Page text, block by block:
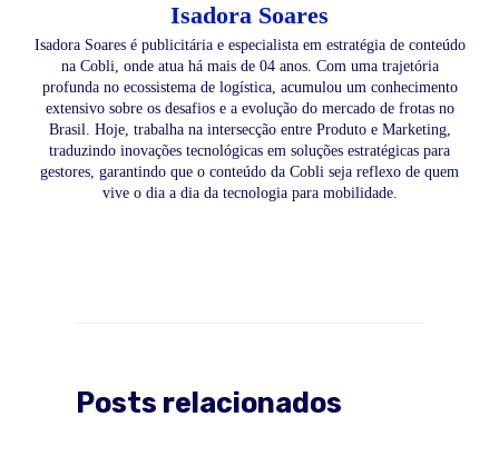
Isadora Soares
Isadora Soares é publicitária e especialista em estratégia de conteúdo
na Cobli, onde atua há mais de 04 anos. Com uma trajetória
profunda no ecossistema de logística, acumulou um conhecimento
extensivo sobre os desafios e a evolução do mercado de frotas no
Brasil. Hoje, trabalha na intersecção entre Produto e Marketing,
traduzindo inovações tecnológicas em soluções estratégicas para
gestores, garantindo que o conteúdo da Cobli seja reflexo de quem
vive o dia a dia da tecnologia para mobilidade.
Posts relacionados